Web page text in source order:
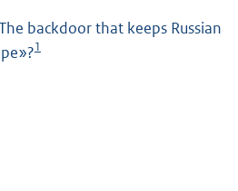
backdoor that keeps Russian
1